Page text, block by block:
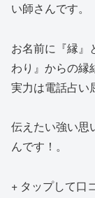
い師さんです。
お名前に『縁』
わり』からの縁
実力は電話占い
伝えたい強い思
んです！。
+ タップして口